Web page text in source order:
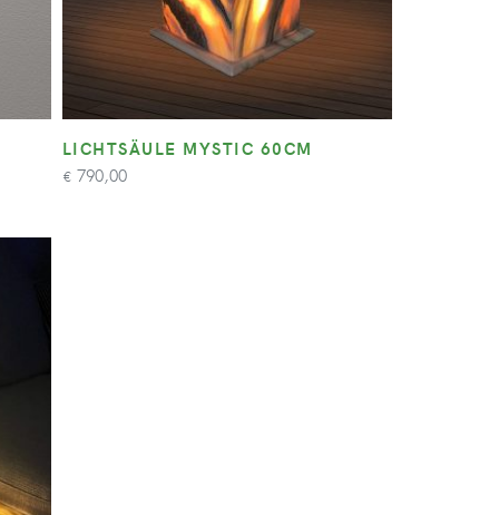
LICHTSÄULE MYSTIC 60CM
€ 790,00